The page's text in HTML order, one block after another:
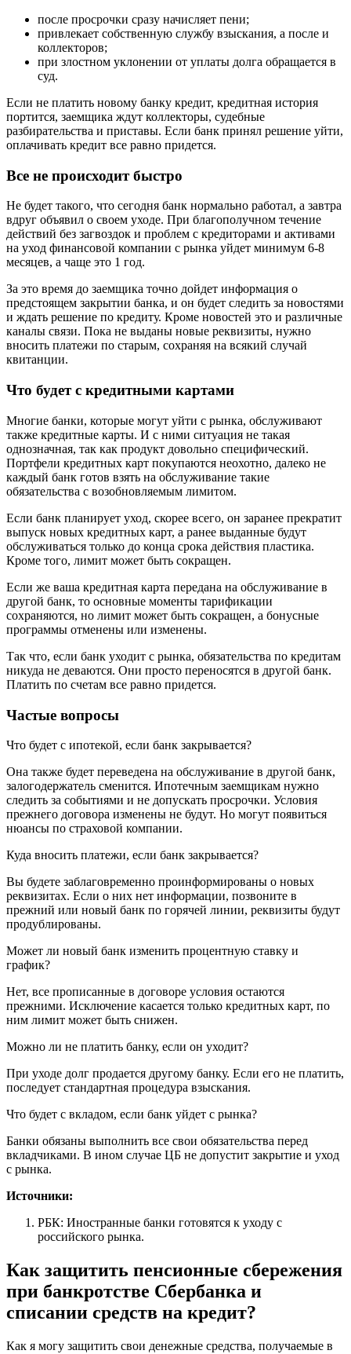
после просрочки сразу начисляет пени;
привлекает собственную службу взыскания, а после и
коллекторов;
при злостном уклонении от уплаты долга обращается в
суд.
Если не платить новому банку кредит, кредитная история
портится, заемщика ждут коллекторы, судебные
разбирательства и приставы. Если банк принял решение уйти,
оплачивать кредит все равно придется.
Все не происходит быстро
Не будет такого, что сегодня банк нормально работал, а завтра
вдруг объявил о своем уходе. При благополучном течение
действий без загвоздок и проблем с кредиторами и активами
на уход финансовой компании с рынка уйдет минимум 6-8
месяцев, а чаще это 1 год.
За это время до заемщика точно дойдет информация о
предстоящем закрытии банка, и он будет следить за новостями
и ждать решение по кредиту. Кроме новостей это и различные
каналы связи. Пока не выданы новые реквизиты, нужно
вносить платежи по старым, сохраняя на всякий случай
квитанции.
Что будет с кредитными картами
Многие банки, которые могут уйти с рынка, обслуживают
также кредитные карты. И с ними ситуация не такая
однозначная, так как продукт довольно специфический.
Портфели кредитных карт покупаются неохотно, далеко не
каждый банк готов взять на обслуживание такие
обязательства с возобновляемым лимитом.
Если банк планирует уход, скорее всего, он заранее прекратит
выпуск новых кредитных карт, а ранее выданные будут
обслуживаться только до конца срока действия пластика.
Кроме того, лимит может быть сокращен.
Если же ваша кредитная карта передана на обслуживание в
другой банк, то основные моменты тарификации
сохраняются, но лимит может быть сокращен, а бонусные
программы отменены или изменены.
Так что, если банк уходит с рынка, обязательства по кредитам
никуда не деваются. Они просто переносятся в другой банк.
Платить по счетам все равно придется.
Частые вопросы
Что будет с ипотекой, если банк закрывается?
Она также будет переведена на обслуживание в другой банк,
залогодержатель сменится. Ипотечным заемщикам нужно
следить за событиями и не допускать просрочки. Условия
прежнего договора изменены не будут. Но могут появиться
нюансы по страховой компании.
Куда вносить платежи, если банк закрывается?
Вы будете заблаговременно проинформированы о новых
реквизитах. Если о них нет информации, позвоните в
прежний или новый банк по горячей линии, реквизиты будут
продублированы.
Может ли новый банк изменить процентную ставку и
график?
Нет, все прописанные в договоре условия остаются
прежними. Исключение касается только кредитных карт, по
ним лимит может быть снижен.
Можно ли не платить банку, если он уходит?
При уходе долг продается другому банку. Если его не платить,
последует стандартная процедура взыскания.
Что будет с вкладом, если банк уйдет с рынка?
Банки обязаны выполнить все свои обязательства перед
вкладчиками. В ином случае ЦБ не допустит закрытие и уход
с рынка.
Источники:
РБК: Иностранные банки готовятся к уходу с
российского рынка.
Как защитить пенсионные сбережения
при банкротстве Сбербанка и
списании средств на кредит?
Как я могу защитить свои денежные средства, получаемые в